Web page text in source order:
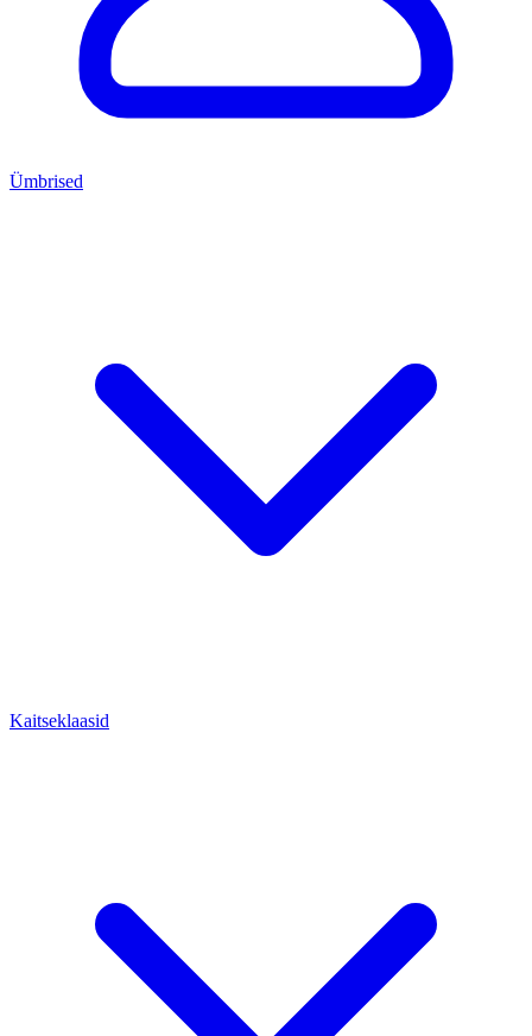
Ümbrised
Kaitseklaasid